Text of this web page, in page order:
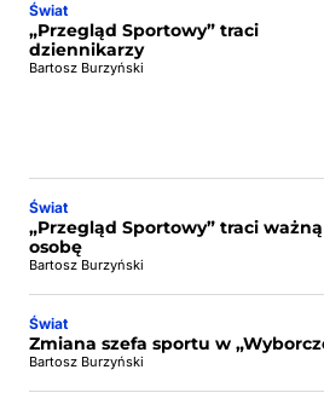
Świat
„Przegląd Sportowy” traci
dziennikarzy
Bartosz Burzyński
Świat
„Przegląd Sportowy” traci ważną
osobę
Bartosz Burzyński
Świat
Zmiana szefa sportu w
Bartosz Burzyński